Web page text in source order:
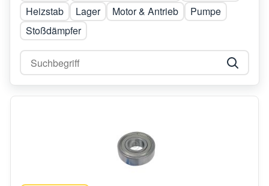
Heizstab
Lager Motor & Antrieb
Pumpe
Stoßdämpfer